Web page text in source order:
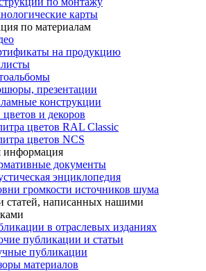
карты
по материалам
на продукцию
презентации
конструкции
и декоров
цветов RAL Сlassic
цветов NCS
информация
документы
энциклопедия
громкости источников шума
статей, написанных нашими
в отраслевых изданиях
публикации и статьи
публикации
материалов